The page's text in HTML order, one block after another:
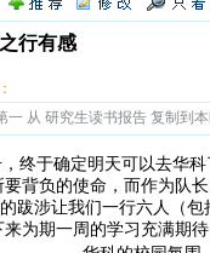
行有感
一 从 研究生读书报告 复制到
于确定明天可以去华科
要背负的使命，而作为队
跋涉让我们一行六人（包
来为期一周的学习充满期